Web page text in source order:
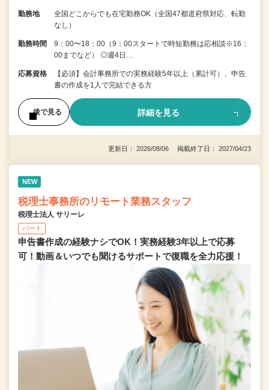
勤務地
全国どこからでも在宅勤務OK（全国47都道府県対応、転勤
なし）
勤務時間
9：00〜18：00（9：00スタートで時短勤務は応相談※16：
00までなど） ◎週4日…
応募資格
【必須】会計事務所での実務経験5年以上（累計可）、申告
書の作成を1人で完結できる方
後で見る 詳細を見る
更新日： 2026/08/06 掲載終了日： 2027/04/23
NEW
税理士事務所のリモート業務スタッフ
税理士法人 サリーレ
パート
申告書作成の経験ナシでOK！実務経験3年以上で応募
可！動画＆いつでも聞けるサポートで復職を全⼒応援！